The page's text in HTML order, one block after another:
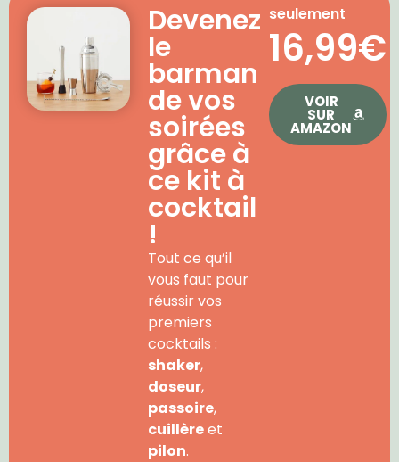
Devenez
le
barman
de vos
soirées
grâce à
ce kit à
cocktail
!
Tout ce qu’il
vous faut pour
réussir vos
premiers
cocktails :
shaker,
doseur,
passoire,
cuillèreet
pilon.
seulement
16,99€
VOIR
SUR
AMAZON